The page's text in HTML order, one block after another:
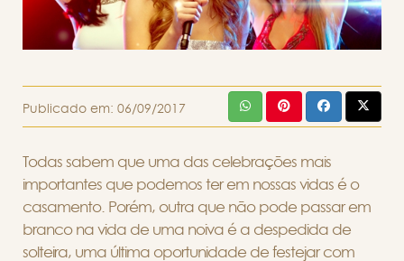
Publicado em: 06/09/2017
Todas sabem que uma das celebrações mais
importantes que podemos ter em nossas vidas é o
casamento. Porém, outra que não pode passar em
branco na vida de uma noiva é a despedida de
solteira, uma última oportunidade de festejar com